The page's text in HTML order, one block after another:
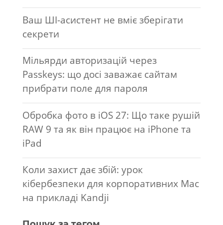
Ваш ШІ-асистент не вміє зберігати
секрети
Мільярди авторизацій через
Passkeys: що досі заважає сайтам
прибрати поле для пароля
Обробка фото в iOS 27: Що таке рушій
RAW 9 та як він працює на iPhone та
iPad
Коли захист дає збій: урок
кібербезпеки для корпоративних Mac
на прикладі Kandji